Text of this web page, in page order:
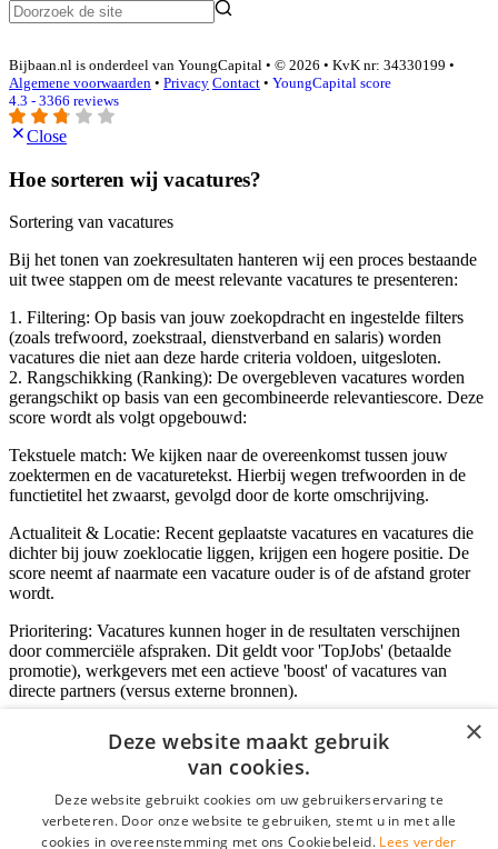
Bijbaan.nl is onderdeel van YoungCapital • © 2026 • KvK nr: 34330199 •
Algemene voorwaarden • Privacy Contact • YoungCapital score
4.3 - 3366 reviews
Close
Hoe sorteren wij vacatures?
Sortering van vacatures
Bij het tonen van zoekresultaten hanteren wij een proces bestaande
uit twee stappen om de meest relevante vacatures te presenteren:
1. Filtering: Op basis van jouw zoekopdracht en ingestelde filters
(zoals trefwoord, zoekstraal, dienstverband en salaris) worden
vacatures die niet aan deze harde criteria voldoen, uitgesloten.
2. Rangschikking (Ranking): De overgebleven vacatures worden
gerangschikt op basis van een gecombineerde relevantiescore. Deze
score wordt als volgt opgebouwd:
Tekstuele match: We kijken naar de overeenkomst tussen jouw
zoektermen en de vacaturetekst. Hierbij wegen trefwoorden in de
functietitel het zwaarst, gevolgd door de korte omschrijving.
Actualiteit & Locatie: Recent geplaatste vacatures en vacatures die
dichter bij jouw zoeklocatie liggen, krijgen een hogere positie. De
score neemt af naarmate een vacature ouder is of de afstand groter
wordt.
Prioritering: Vacatures kunnen hoger in de resultaten verschijnen
door commerciële afspraken. Dit geldt voor 'TopJobs' (betaalde
promotie), werkgevers met een actieve 'boost' of vacatures van
directe partners (versus externe bronnen).
E-mail*
×
Deze website maakt gebruik
van cookies.
Deze website gebruikt cookies om uw gebruikerservaring te
verbeteren. Door onze website te gebruiken, stemt u in met alle
cookies in overeenstemming met ons Cookiebeleid. Lees verder